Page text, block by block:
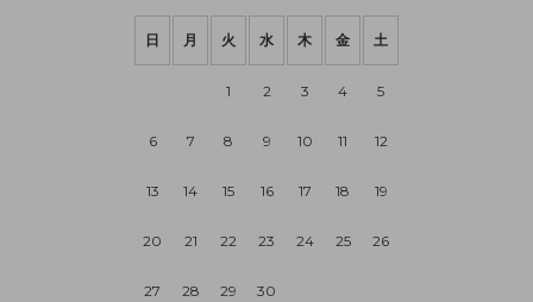
日 月 火 水 木 金 土
1 2 3 4 5
6 7 8 9 10 11 12
13 14 15 16 17 18 19
20 21 22 23 24 25 26
27 28 29 30